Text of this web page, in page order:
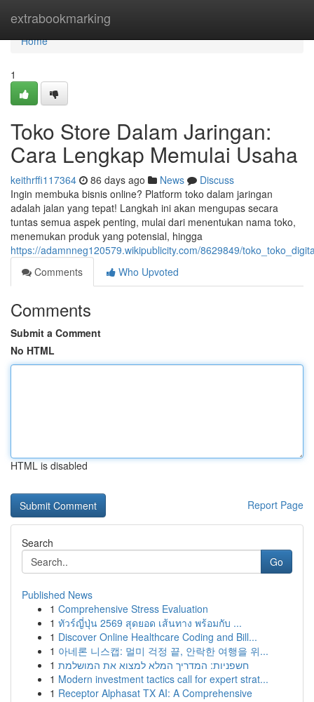
extrabookmarking
Home
Home
1
Toko Store Dalam Jaringan:
Cara Lengkap Memulai Usaha
keithrffi117364 86 days ago News
Discuss
Ingin membuka bisnis online? Platform toko dalam jaringan
adalah jalan yang tepat! Langkah ini akan mengupas secara
tuntas semua aspek penting, mulai dari menentukan nama toko,
menemukan produk yang potensial, hingga
https://adamnneg120579.wikipublicity.com/8629849/
Comments
Who Upvoted
Comments
Submit a Comment
No HTML
HTML is disabled
Report Page
Search
Go
Published News
1 Comprehensive Stress Evaluation
1 ทัวร์ญี่ปุ่น 2569 สุดยอด เส้นทาง พร้อมกับ ...
1 Discover Online Healthcare Coding and Bill...
1 아네론 니스캡: 멀미 걱정 끝, 안락한 여행을 위...
1 חשפניות: המדריך המלא למצוא את המושלמת
1 Modern investment tactics call for expert strat...
1 Receptor Alphasat TX AI: A Comprehensive